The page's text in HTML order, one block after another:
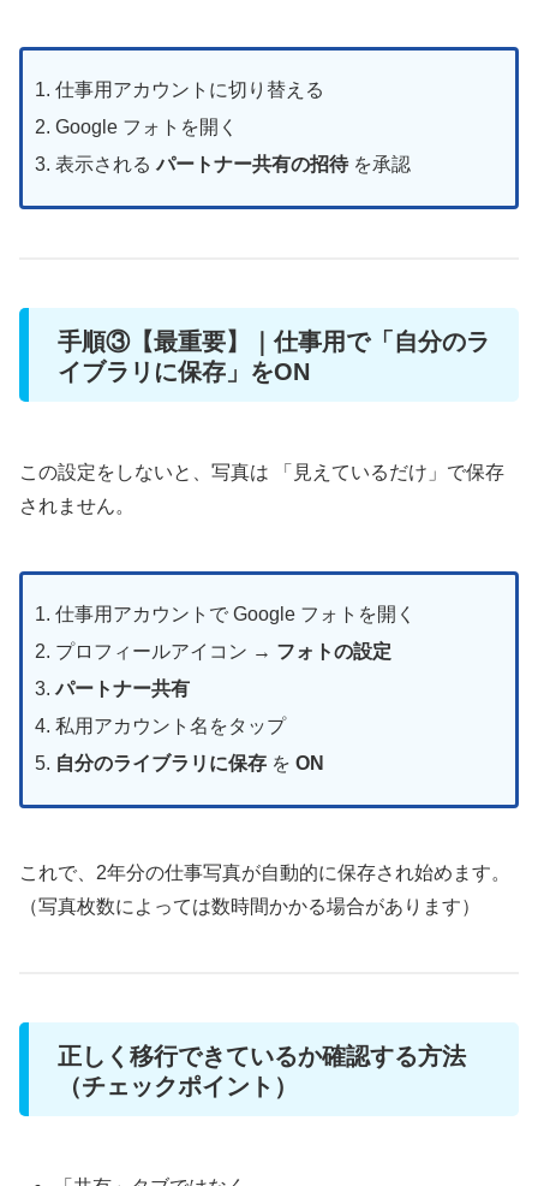
仕事用アカウントに切り替える
Google フォトを開く
表示されるパートナー共有の招待を承認
手順③【最重要】｜仕事用で「自分のラ
イブラリに保存」をON
この設定をしないと、写真は 「見えているだけ」で保存
されません。
仕事用アカウントで Google フォトを開く
プロフィールアイコン → フォトの設定
パートナー共有
私用アカウント名をタップ
自分のライブラリに保存 をON
これで、2年分の仕事写真が自動的に保存され始めます。
（写真枚数によっては数時間かかる場合があります）
正しく移行できているか確認する方法
（チェックポイント）